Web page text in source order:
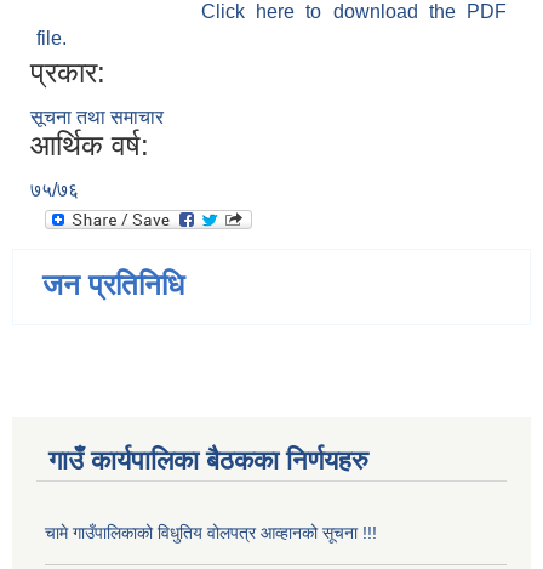
Click here to download the PDF
file.
प्रकार:
सूचना तथा समाचार
आर्थिक वर्ष:
७५/७६
जन प्रतिनिधि
गाउँ कार्यपालिका बैठकका निर्णयहरु
चामे गाउँपालिकाको विधुतिय वोलपत्र आव्हानको सूचना !!!